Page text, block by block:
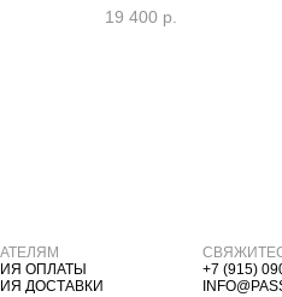
19 400 р.
ОПЛАТЫ
ДОСТАВКИ
+7 (915)